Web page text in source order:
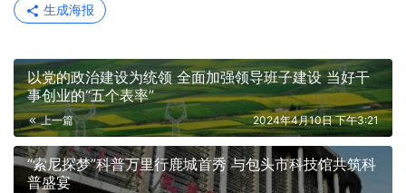
生成海报
以党的政治建设为统领 全面加强领导班子建设 当好干
事创业的“五个表率”
上一篇 2024年4月10日 下午3:21
“索尼探梦”科普万里行鹿城首秀 与包头市科技馆共筑科
普盛宴